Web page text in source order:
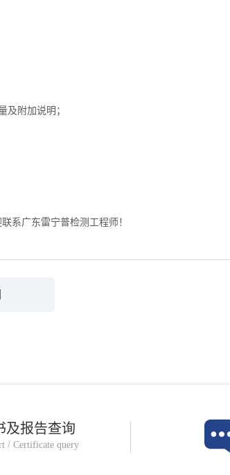
及附加说明；
联系广东雷宁普检测工程师！
及报告查询
/ Certificate query